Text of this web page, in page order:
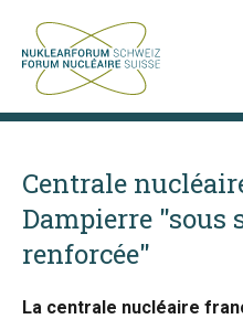
Centrale
Dampierre "sous
renforcée"
La centrale nucléaire